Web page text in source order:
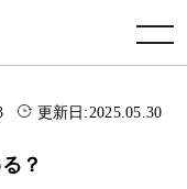
toggle navigation
更新日:2025.05.30
？